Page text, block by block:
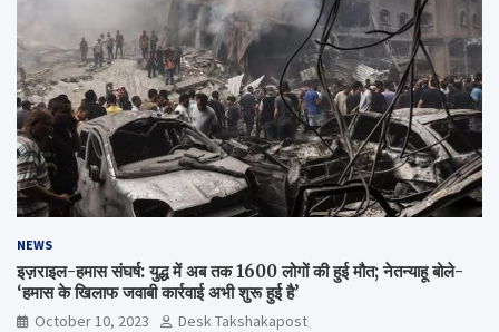
NEWS
इज़राइल-हमास संघर्ष: युद्ध में अब तक 1600 लोगों की हुई मौत; नेतन्याहू बोले-
‘हमास के खिलाफ जवाबी कार्रवाई अभी शुरू हुई है’
October 10, 2023
Desk Takshakapost